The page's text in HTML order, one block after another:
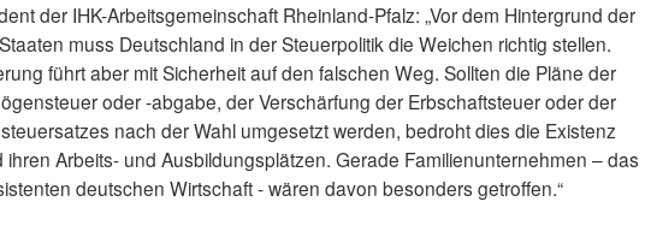
der IHK-Arbeitsgemeinschaft Rheinland-Pfalz: „Vor dem Hintergrund der
muss Deutschland in der Steuerpolitik die Weichen richtig stellen.
führt aber mit Sicherheit auf den falschen Weg. Sollten die Pläne der
oder -abgabe, der Ver­schärfung der Erbschaftsteuer oder der
nach der Wahl umgesetzt werden, bedroht dies die Existenz
Ar­beits- und Ausbildungsplätzen. Gerade Familienunternehmen – das
deutschen Wirtschaft - wären davon besonders getroffen.“